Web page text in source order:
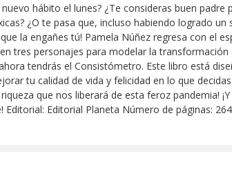
hábito el lunes? ¿Te consideras buen
¿O te pasa que, incluso habiendo logrado
que la engañes tú! Pamela Núñez regresa con el
tres personajes para modelar la transformación
tendrás el Consistómetro. Este libro está
tu calidad de vida y felicidad en lo que
que nos liberará de esta feroz pandemia!
Editorial Planeta Número de páginas: